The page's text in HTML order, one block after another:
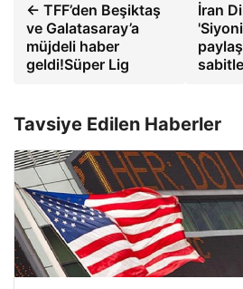
← TFF’den Beşiktaş
ve Galatasaray’a
müjdeli haber
geldi!Süper Lig
İran
Tavsiye Edilen Haberler